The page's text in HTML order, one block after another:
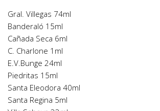
Gral. Villegas 74ml
Banderaló 15ml
Cañada Seca 6ml
C. Charlone 1ml
E.V.Bunge 24ml
Piedritas 15ml
Santa Eleodora 40ml
Santa Regina 5ml